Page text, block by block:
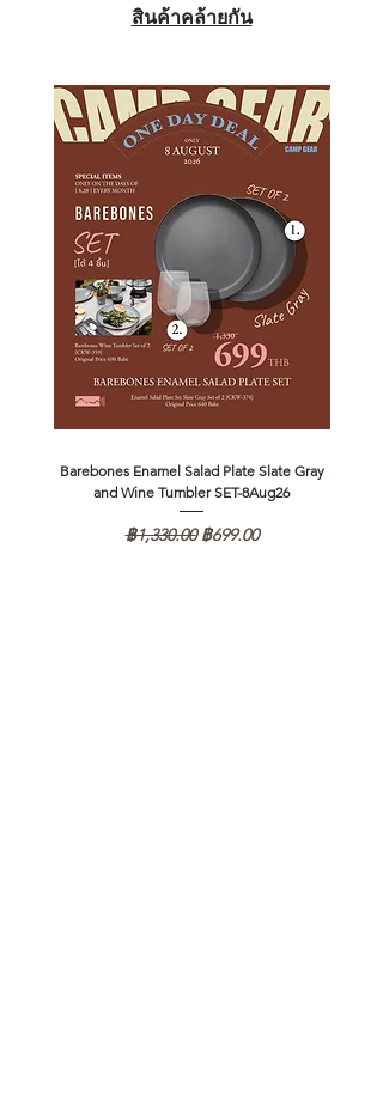
สินค้าคล้ายกัน
Barebones Enamel Salad Plate Slate Gray
and Wine Tumbler SET-8Aug26
ราคาปกติ
฿1,330.00 ราคาขายลด
฿699.00